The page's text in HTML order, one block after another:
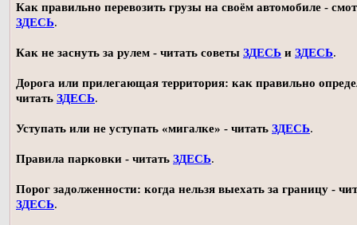
Как правильно перевозить грузы на своём автомобиле -
ЗДЕСЬ.
Как не заснуть за рулем - читать советы ЗДЕСЬ и ЗДЕСЬ.
Дорога или прилегающая территория: как правильно
читать ЗДЕСЬ.
Уступать или не уступать «мигалке» - читать ЗДЕСЬ.
Правила парковки - читать ЗДЕСЬ.
Порог задолженности: когда нельзя выехать за границу -
ЗДЕСЬ.